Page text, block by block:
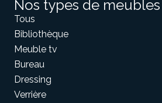
Nos types de meubles
Tous
Bibliothèque
Meuble tv
Bureau
Dressing
Verrière